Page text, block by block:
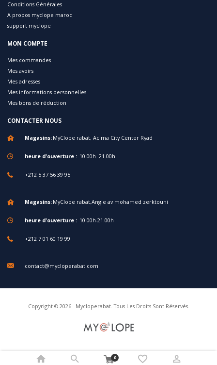
Conditions Générales
A propos myclope maroc
support myclope
MON COMPTE
Mes commandes
Mes avoirs
Mes adresses
Mes informations personnelles
Mes bons de réduction
CONTACTER NOUS
Magasins: MyClope rabat, Acima City Center Ryad
heure d'ouverture : 10.00h- 21.00h
+212 5 37 56 39 95
Magasins: MyClope rabat,Angle av mohamed zerktouni
heure d'ouverture : 10.00h-21.00h
+212 7 01 60 19 99
contact@mycloperabat.com
Copyright © 2026 - Mycloperabat. Tous Les Droits Sont Réservés.
0